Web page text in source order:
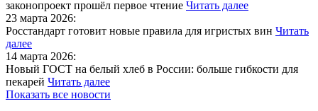
законопроект прошёл первое чтение Читать далее
23 марта 2026:
Росстандарт готовит новые правила для игристых вин Читать
далее
14 марта 2026:
Новый ГОСТ на белый хлеб в России: больше гибкости для
пекарей Читать далее
Показать все новости